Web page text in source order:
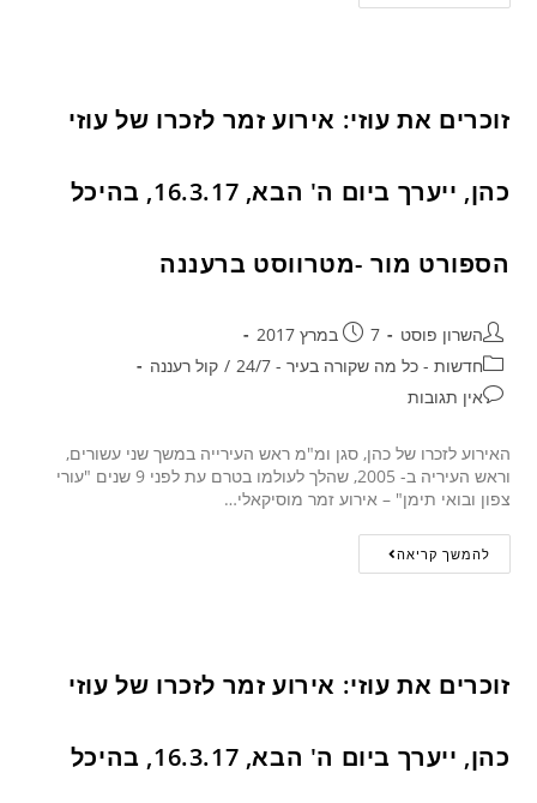
זוכרים את עוזי: אירוע זמר לזכרו של עוזי
כהן, ייערך ביום ה' הבא, 16.3.17, בהיכל
הספורט מור -מטרווסט ברעננה
השרון פוסט
7 במרץ 2017
חדשות - כל מה שקורה בעיר - 24/7
/ קול רעננה
אין תגובות
האירוע לזכרו של כהן, סגן ומ"מ ראש העירייה במשך שני עשורים,
וראש העיריה ב- 2005, שהלך לעולמו בטרם עת לפני 9 שנים "עורי
צפון ובואי תימן" – אירוע זמר מוסיקאלי…
להמשך קריאה
זוכרים את עוזי: אירוע זמר לזכרו של עוזי
כהן, ייערך ביום ה' הבא, 16.3.17, בהיכל